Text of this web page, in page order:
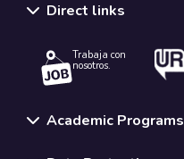
Direct links
Trabaja con
nosotros.
Academic Programs